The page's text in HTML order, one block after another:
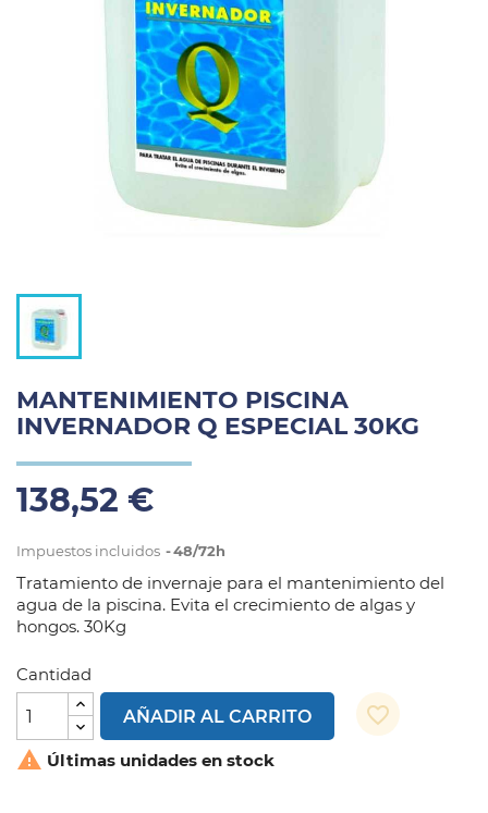
MANTENIMIENTO PISCINA
INVERNADOR Q ESPECIAL 30KG
138,52 €
Impuestos incluidos 48/72h
Tratamiento de invernaje para el mantenimiento del
agua de la piscina. Evita el crecimiento de algas y
hongos. 30Kg
Cantidad
AÑADIR AL CARRITO
favorite_border
 Últimas unidades en stock